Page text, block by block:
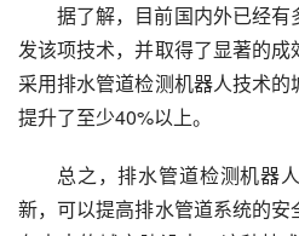
据了解，目前国内外已经
发该项技术，并取得了显著的成
采用排水管道检测机器人技术
提升了至少40%以上。
总之，排水管道检测机器
新，可以提高排水管道系统的